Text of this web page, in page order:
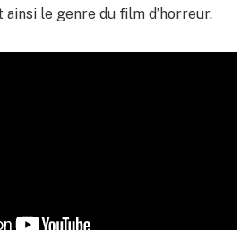
le genre du film d’horreur.